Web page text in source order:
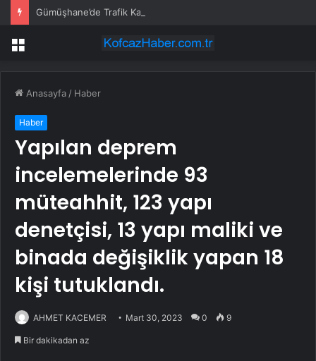
Gümüşhane’de Trafik Kazası: 3 Yaralı
Menü
Anasayfa / Haber
Haber
Yapılan deprem
incelemelerinde 93
müteahhit, 123 yapı
denetçisi, 13 yapı maliki ve
binada değişiklik yapan 18
kişi tutuklandı.
AHMET KACEMER Mart 30, 2023 0 9
Bir dakikadan az